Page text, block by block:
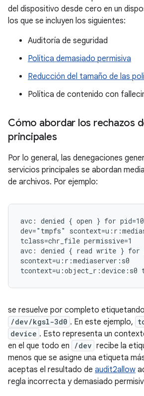
del dispositivo desde cero en un
los que se incluyen los siguientes:
Auditoría de seguridad
Política demasiado permisiva
Reducción del tamaño de las
Política de contenido con
Cómo abordar los rechazos
principales
Por lo general, las denegaciones
servicios principales se abordan
de archivos. Por ejemplo:
avc: denied { open } for
dev="tmpfs"
tclass=chr_file permissive=1
avc: denied { read write } for
scontext=u:r:mediaserver:s0
se resuelve por completo
/dev/kgsl-3d0 . En este ejemplo,
device . Esto representa un
en el que todo en
/dev recibe la
menos que se asigne una etiqueta
aceptas el resultado de audit2allow
regla incorrecta y demasiado